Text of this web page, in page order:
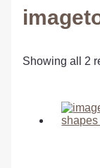
Showing all 2